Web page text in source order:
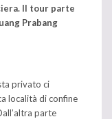
Il tour parte
Prabang
privato ci
località di confine
parte